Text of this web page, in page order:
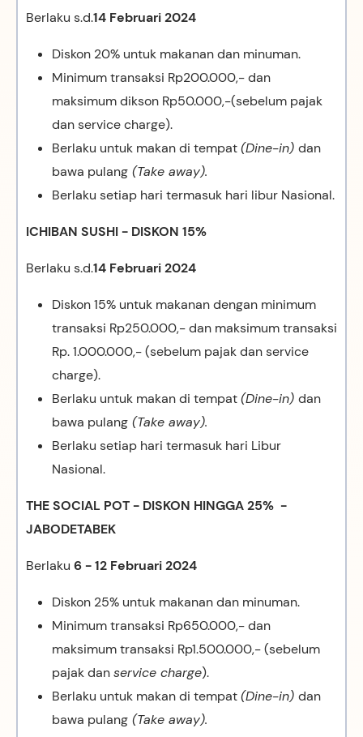
Berlaku s.d.14 Februari 2024
Diskon 20% untuk makanan dan minuman.
Minimum transaksi Rp200.000,- dan
maksimum dikson Rp50.000,-(sebelum pajak
dan service charge).
Berlaku untuk makan di tempat(Dine-in) dan
bawa pulang (Take away).
Berlaku setiap hari termasuk hari libur Nasional.
ICHIBAN SUSHI - DISKON 15%
Berlaku s.d.14 Februari 2024
Diskon 15% untuk makanan dengan minimum
transaksi Rp250.000,- dan maksimum transaksi
Rp. 1.000.000,- (sebelum pajak dan service
charge).
Berlaku untuk makan di tempat(Dine-in) dan
bawa pulang (Take away).
Berlaku setiap hari termasuk hari Libur
Nasional.
THE SOCIAL POT - DISKON HINGGA 25% -
JABODETABEK
Berlaku 6 -12 Februari 2024
Diskon 25% untuk makanan dan minuman.
Minimum transaksi Rp650.000,- dan
maksimum transaksi Rp1.500.000,- (sebelum
pajak danservice charge).
Berlaku untuk makan di tempat(Dine-in) dan
bawa pulang (Take away).